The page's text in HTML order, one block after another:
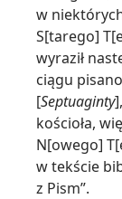
w
S[tarego]
wyraził
ciągu
[Septuaginty
kościoła,
N[owego]
w tekście
z Pism”.